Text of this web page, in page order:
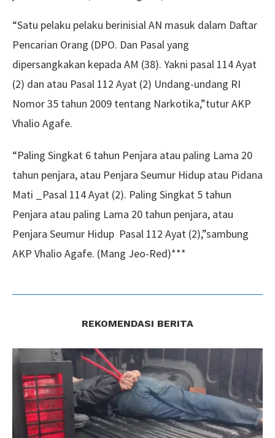
“Satu pelaku pelaku berinisial AN masuk dalam Daftar
Pencarian Orang (DPO. Dan Pasal yang
dipersangkakan kepada AM (38). Yakni pasal 114 Ayat
(2) dan atau Pasal 112 Ayat (2) Undang-undang RI
Nomor 35 tahun 2009 tentang Narkotika,”tutur AKP
Vhalio Agafe.
“Paling Singkat 6 tahun Penjara atau paling Lama 20
tahun penjara, atau Penjara Seumur Hidup atau Pidana
Mati _Pasal 114 Ayat (2). Paling Singkat 5 tahun
Penjara atau paling Lama 20 tahun penjara, atau
Penjara Seumur Hidup Pasal 112 Ayat (2),”sambung
AKP Vhalio Agafe. (Mang Jeo-Red)***
REKOMENDASI BERITA